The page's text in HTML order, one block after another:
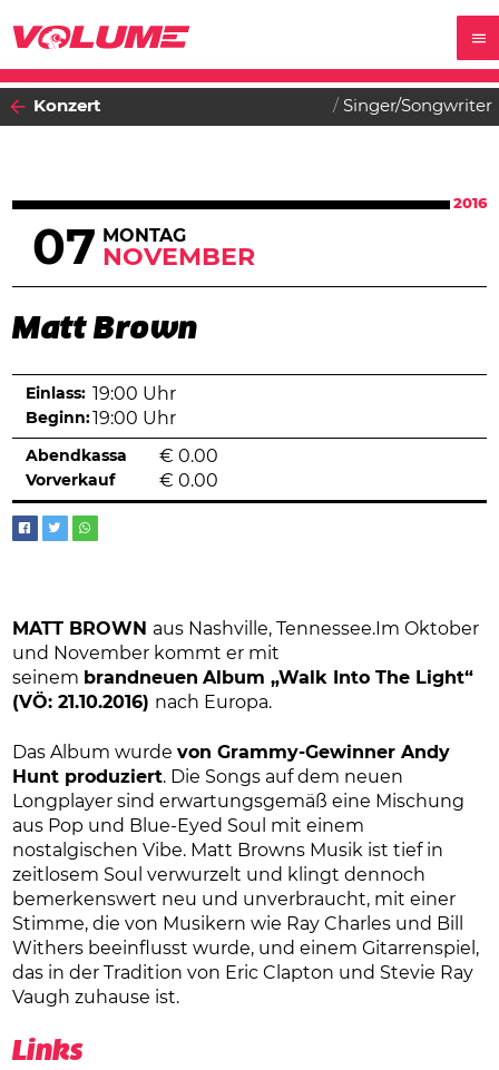
Konzert Singer/Songwriter
2016
07 MONTAG
NOVEMBER
Matt Brown
Einlass: 19:00 Uhr
Beginn: 19:00 Uhr
Abendkassa € 0.00
Vorverkauf € 0.00
MATT BROWN aus Nashville, Tennessee.Im Oktober
und November kommt er mit
seinem brandneuen Album „Walk Into The Light“
(VÖ: 21.10.2016) nach Europa.
Das Album wurdevon Grammy-Gewinner Andy
Hunt produziert. Die Songs auf dem neuen
Longplayer sind erwartungsgemäß eine Mischung
aus Pop und Blue-Eyed Soul mit einem
nostalgischen Vibe. Matt Browns Musik ist tief in
zeitlosem Soul verwurzelt und klingt dennoch
bemerkenswert neu und unverbraucht, mit einer
Stimme, die von Musikern wie Ray Charles und Bill
Withers beeinflusst wurde, und einem Gitarrenspiel,
das in der Tradition von Eric Clapton und Stevie Ray
Vaugh zuhause ist.
Links